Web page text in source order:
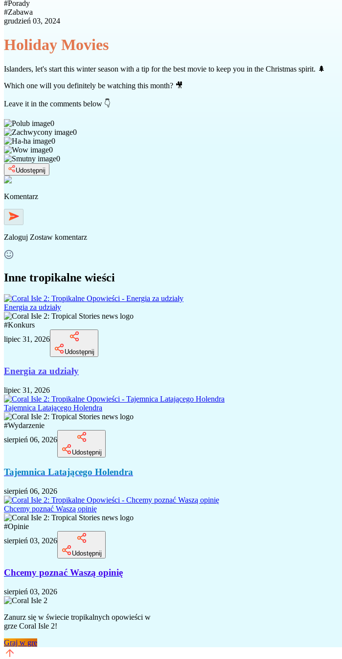
#Porady
#Zabawa
grudzień 03, 2024
Holiday Movies
Islanders, let's start this winter season with a tip for the best movie to keep you in the Christmas spirit. 🌲
Which one will you definitely be watching this month? 🎥
Leave it in the comments below 👇
0
0
0
0
0
Udostępnij
Komentarz
Zaloguj Zostaw komentarz
Inne tropikalne wieści
Energia za udziały
#Konkurs
lipiec 31, 2026
Udostępnij
Energia za udziały
lipiec 31, 2026
Tajemnica Latającego Holendra
#Wydarzenie
sierpień 06, 2026
Udostępnij
Tajemnica Latającego Holendra
sierpień 06, 2026
Chcemy poznać Waszą opinię
#Opinie
sierpień 03, 2026
Udostępnij
Chcemy poznać Waszą opinię
sierpień 03, 2026
Zanurz się w świecie tropikalnych opowieści w
grze Coral Isle 2!
Graj w grę